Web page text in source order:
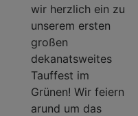
wir herzlich ein zu
unserem ersten
großen
dekanatsweites
Tauffest im
Grünen! Wir feiern
arund um das